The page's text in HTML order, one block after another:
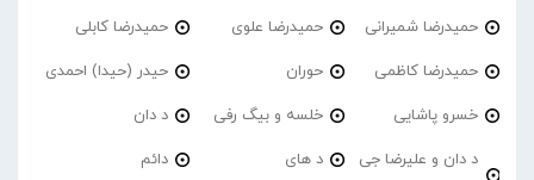
حمیدرضا شمیرانی حمیدرضا علوی حمیدرضا کابلی
حمیدرضا کاظمی حوران حیدر (حیدا) احمدی
خسرو پاشایی خلسه و بیگ رفی د دان
د دان و علیرضا جی
د های دائم